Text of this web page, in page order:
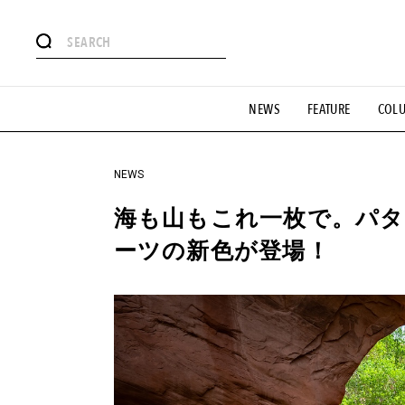
NEWS FEATURE
#憧れの逸品 #ESSENTIAL
#GH 銘品の所以 #フイナムのYouTube #Commune H
#HANDSOME HANDBOOK
NEWS
海も山もこれ一枚で。パ
ーツの新色が登場！